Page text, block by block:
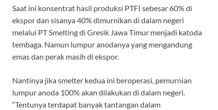
Saat ini konsentrat hasil produksi PTFI sebesar 60% di
ekspor dan sisanya 40% dimurnikan di dalam negeri
melalui PT Smelting di Gresik Jawa Timur menjadi katoda
tembaga. Namun lumpur anodanya yang mengandung
emas dan perak masih di ekspor.
Nantinya jika smelter kedua ini beroperasi, pemurnian
lumpur anoda 100% akan dilakukan di dalam negeri.
“Tentunya terdapat banyak tantangan dalam